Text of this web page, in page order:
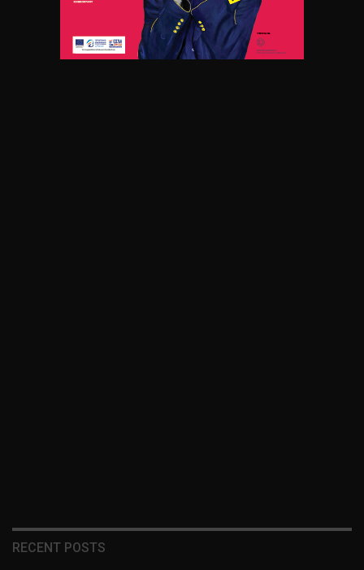
RECENT POSTS